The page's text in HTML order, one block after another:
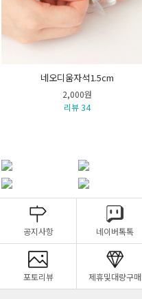
네오디움자석1.5cm
2,000원
리뷰 34
공지사항 네이버톡톡
포토리뷰 제휴및대량구매